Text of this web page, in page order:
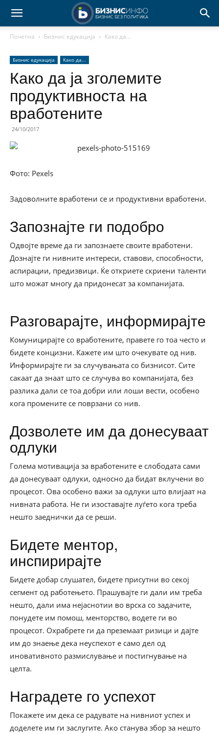
Почетна Бизнис едукација Како да...
Бизнис едукација Како да...
Како да ја зголемите
продуктивноста на
вработените
24/10/2017
Фото: Pexels
Задоволните вработени се и продуктивни вработени.
Запознајте ги подобро
Одвојте време да ги запознаете своите вработени.
Дознајте ги нивните интереси, ставови, способности,
аспирации, предизвици. Ќе откриете скриени таленти
што можат многу да придонесат за компанијата.
Разговарајте, информирајте
Комуницирајте со вработените, правете го тоа често и
бидете концизни. Кажете им што очекувате од нив.
Информирајте ги за случувањата со бизнисот. Сите
сакаат да знаат што се случува во компанијата, без
разлика дали се тоа добри или лоши вести, особено
кога промените се поврзани со нив.
Дозволете им да донесуваат
одлуки
Голема мотивација за вработените е слободата сами
да донесуваат одлуки, односно да бидат вклучени во
процесот. Ова особено важи за одлуки што влијаат на
нивната работа. Не ги изоставајте луѓето кога треба
нешто заеднички да се реши.
Бидете ментор,
инспирирајте
Бидете добар слушател, бидете присутни во секој
сегмент од работењето. Прашувајте ги дали им треба
нешто, дали има нејаснотии во врска со задачите,
понудете им помош, менторство, водете ги во
процесот. Охрабрете ги да преземаат ризици и дајте
им до знаење дека неуспехот е само дел од
иновативното размислување и постигнување на
целта.
Наградете го успехот
Покажете им дека се радувате на нивниот успех и
доделете им ги заслугите. Ако станува збор за нешто